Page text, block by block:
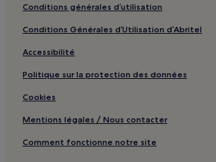
Avenue Montaigne : Appart’hôtels
Avenue Montaigne : Hôtels d’affaires à
Avenue Montaigne : Hôtels pour faire du
Les Grands Boulevards : hôtels 4 étoiles
Rue du Faubourg-Saint-Honoré :
Conditions générales d’utilisation
Conditions Générales d’Utilisation d’Abritel
Accessibilité
Politique sur la protection des données
Cookies
Mentions légales / Nous contacter
Comment fonctionne notre site